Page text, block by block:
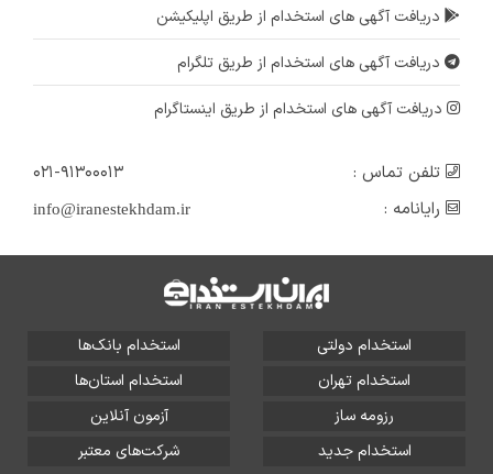
دریافت آگهی های استخدام از طریق اپلیکیشن
دریافت آگهی های استخدام از طریق تلگرام
دریافت آگهی های استخدام از طریق اینستاگرام
تلفن تماس :
۰۲۱-۹۱۳۰۰۰۱۳
رایانامه :
info@iranestekhdam.ir
استخدام دولتی
استخدام بانک‌ها
استخدام تهران
استخدام استان‌ها
رزومه ساز
آزمون آنلاین
استخدام جدید
شرکت‌های معتبر